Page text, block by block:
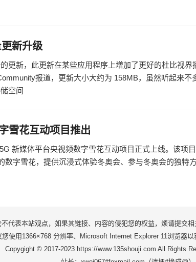
新升级
更新，此更新在某些应用程序上增加了更好的杜比视界
报道，更新大小大约为 158MB，虽然听起来不
空间
雪花互动项目推出
新媒体平台央视频数字雪花互动项目正式上线。该项
数字雪花，提供沉浸式体验冬奥会、参与冬奥会的独特
代表本站观点，如果其链接、内容的侵犯您的权益，烦请提交
您使用1366×768 分辨率、Microsoft Internet Explorer 11浏览器
Copygight © 2017-2023 https://www.135shouji.com All Rights